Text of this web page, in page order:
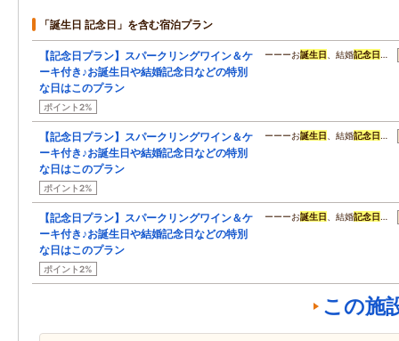
「誕生日 記念日」を含む宿泊プラン
【記念日プラン】スパークリングワイン＆ケ
ーキ付き♪お誕生日や結婚記念日などの特別
な日はこのプラン
ポイント2%
ーーーお誕生日 、結婚記念日 …
【記念日プラン】スパークリングワイン＆ケ
ーキ付き♪お誕生日や結婚記念日などの特別
な日はこのプラン
ポイント2%
ーーーお誕生日 、結婚記念日 …
【記念日プラン】スパークリングワイン＆ケ
ーキ付き♪お誕生日や結婚記念日などの特別
な日はこのプラン
ポイント2%
ーーーお誕生日 、結婚記念日 …
この施